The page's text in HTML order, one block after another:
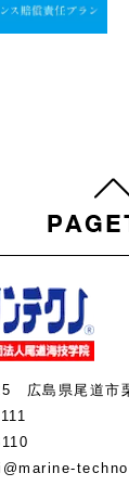
広島県尾道市